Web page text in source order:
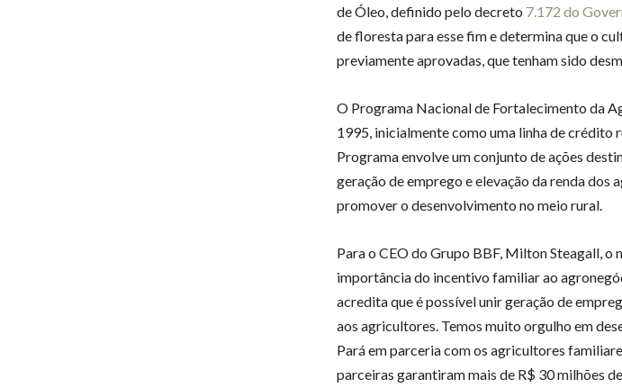
de Óleo, definido pelo decreto 7.172 do
de floresta para esse fim e determina que o
previamente aprovadas, que tenham sido
O Programa Nacional de Fortalecimento da
1995, inicialmente como uma linha de crédito
Programa envolve um conjunto de ações
geração de emprego e elevação da renda
promover o desenvolvimento no meio rural.
Para o CEO do Grupo BBF, Milton Steagall,
importância do incentivo familiar ao
acredita que é possível unir geração de
aos agricultores. Temos muito orgulho em
Pará em parceria com os agricultores
parceiras garantiram mais de R$ 30 milhões